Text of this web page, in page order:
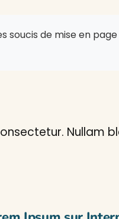
soucis de mise en page
Nullam